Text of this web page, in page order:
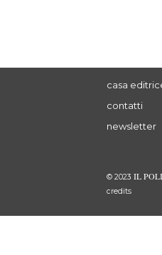
casa
contatti
newsletter
© 2023 IL
credits